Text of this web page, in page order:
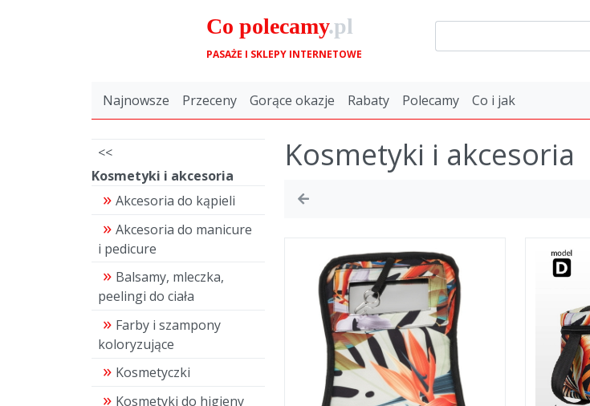
Co polecamy.pl
PASAŻE I SKLEPY INTERNETOWE
Najnowsze Przeceny Gorące okazje Rabaty Polecamy Co i jak
<<
Kosmetyki i akcesoria
Akcesoria do kąpieli
Akcesoria do manicure
i pedicure
Balsamy, mleczka,
peelingi do ciała
Farby i szampony
koloryzujące
Kosmetyczki
Kosmetyki do higieny
Kosmetyki i akcesoria